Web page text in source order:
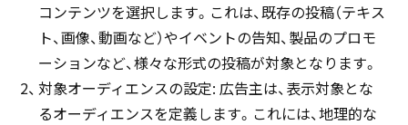
コンテンツを選択します。これは、既存の投稿（テキス
ト、画像、動画など）やイベントの告知、製品のプロモ
ーションなど、様々な形式の投稿が対象となります。
対象オーディエンスの設定: 広告主は、表示対象とな
るオーディエンスを定義します。これには、地理的な